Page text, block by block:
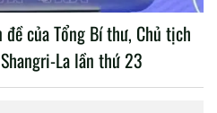
của Tổng Bí thư, Chủ tịch
La lần thứ 23